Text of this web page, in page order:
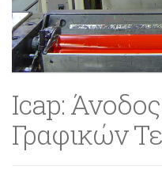
Icap:
Γραφικών